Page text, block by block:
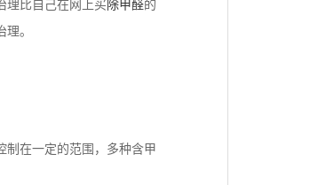
理比自己在网上买 除甲醛的
。
制在一定的范围，多种含甲